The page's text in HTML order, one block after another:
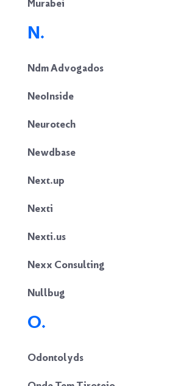
Murabei
N.
Ndm Advogados
NeoInside
Neurotech
Newdbase
Next.up
Nexti
Nexti.us
Nexx Consulting
Nullbug
O.
Odontolyds